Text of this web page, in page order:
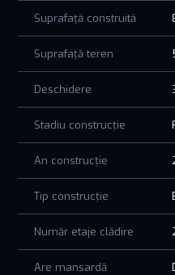
valoarea și o crește în timp.
matur, cu potențial clar de
inspirată pentru cei care
investiție care să spună o
SUNA ACUM pentru detalii
programarea unei vizionări
Suprafață construită
Suprafață teren
Deschidere
Stadiu construcție
An construcție
Tip construcție
Număr etaje clădire
Are mansardă